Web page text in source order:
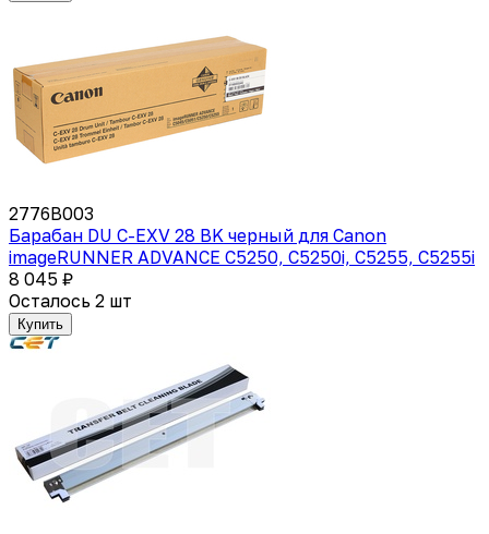
2776B003
Барабан DU C-EXV 28 BK черный для Canon
imageRUNNER ADVANCE C5250, C5250i, C5255, C5255i
8 045 ₽
Осталось 2 шт
Купить